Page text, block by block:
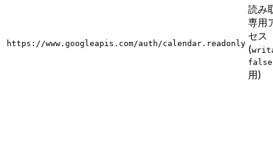
https://www.googleapis.com/auth/calendar.readonly
読み
専用
セス
(
false
用)